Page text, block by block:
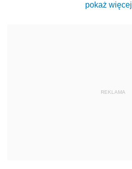
pokaż więcej
REKLAMA